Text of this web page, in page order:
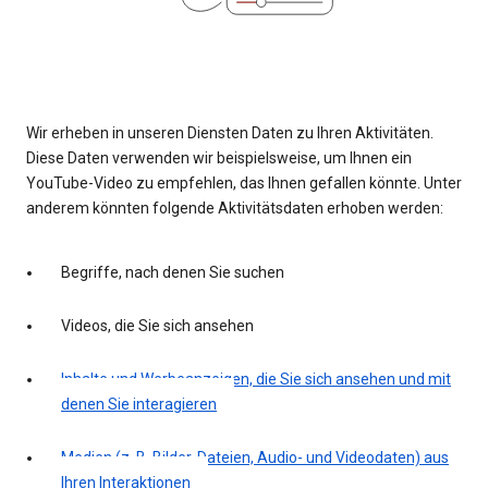
Wir erheben in unseren Diensten Daten zu Ihren Aktivitäten.
Diese Daten verwenden wir beispielsweise, um Ihnen ein
YouTube-Video zu empfehlen, das Ihnen gefallen könnte. Unter
anderem könnten folgende Aktivitätsdaten erhoben werden:
Begriffe, nach denen Sie suchen
Videos, die Sie sich ansehen
Inhalte und Werbeanzeigen, die Sie sich ansehen und mit
denen Sie interagieren
Medien (z. B. Bilder, Dateien, Audio- und Videodaten) aus
Ihren Interaktionen